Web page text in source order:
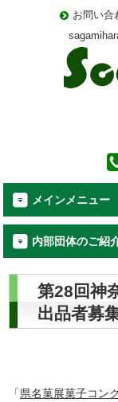
お問い合
メインメニュー
内部団体のご紹
第28回神
出品者募
「県名菓展菓子コン